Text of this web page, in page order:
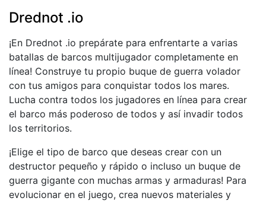
Drednot .io
¡En Drednot .io prepárate para enfrentarte a varias
batallas de barcos multijugador completamente en
línea! Construye tu propio buque de guerra volador
con tus amigos para conquistar todos los mares.
Lucha contra todos los jugadores en línea para crear
el barco más poderoso de todos y así invadir todos
los territorios.
¡Elige el tipo de barco que deseas crear con un
destructor pequeño y rápido o incluso un buque de
guerra gigante con muchas armas y armaduras! Para
evolucionar en el juego, crea nuevos materiales y